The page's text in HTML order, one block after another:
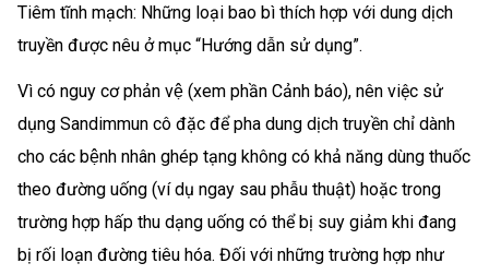
Tiêm tĩnh mạch: Những loại bao bì thích hợp với dung dịch
truyền được nêu ở mục “Hướng dẫn sử dụng”.
Vì có nguy cơ phản vệ (xem phần Cảnh báo), nên việc sử
dụng Sandimmun cô đặc để pha dung dịch truyền chỉ dành
cho các bệnh nhân ghép tạng không có khả năng dùng thuốc
theo đường uống (ví dụ ngay sau phẫu thuật) hoặc trong
trường hợp hấp thu dạng uống có thể bị suy giảm khi đang
bị rối loạn đường tiêu hóa. Đối với những trường hợp như